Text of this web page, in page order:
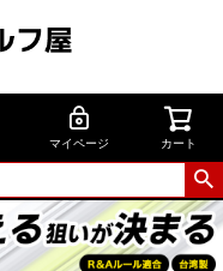
マイページ カート